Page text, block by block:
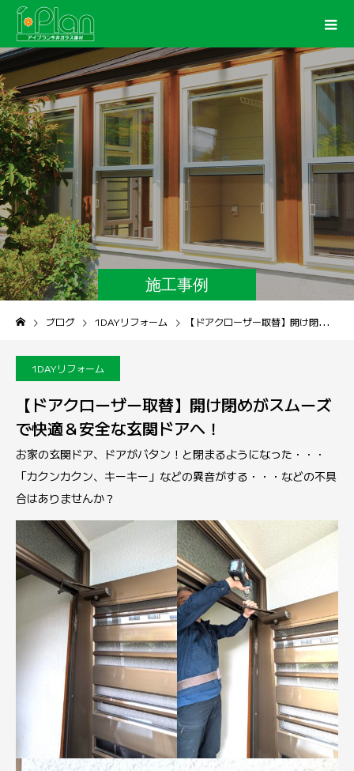
施工事例
ブログ 1DAYリフォーム 【ドアクローザー取替】開け閉めがスムーズで快適＆安全な玄関ドアへ！
1DAYリフォーム
【ドアクローザー取替】開け閉めがスムーズ
で快適＆安全な玄関ドアへ！
お家の玄関ドア、ドアがバタン！と閉まるようになった・・・
「カクンカクン、キーキー」などの異音がする・・・などの不具
合はありませんか？